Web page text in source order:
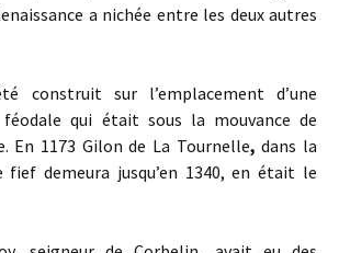
a nichée entre les deux autres
construit sur l’emplacement d’une
qui était sous la mouvance de
En 1173 Gilon de La Tournelle, dans la
demeura jusqu’en 1340, en était le